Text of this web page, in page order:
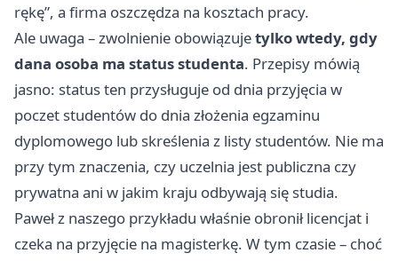
rękę”, a firma oszczędza na kosztach pracy.
Ale uwaga – zwolnienie obowiązujetylko wtedy, gdy
dana osoba ma status studenta. Przepisy mówią
jasno: status ten przysługuje od dnia przyjęcia w
poczet studentów do dnia złożenia egzaminu
dyplomowego lub skreślenia z listy studentów. Nie ma
przy tym znaczenia, czy uczelnia jest publiczna czy
prywatna ani w jakim kraju odbywają się studia.
Paweł z naszego przykładu właśnie obronił licencjat i
czeka na przyjęcie na magisterkę. W tym czasie – choć